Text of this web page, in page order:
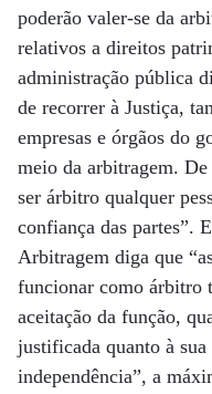
poderão valer-se da
relativos a direitos
administração pública
de recorrer à Justiça,
empresas e órgãos do
meio da arbitragem.
ser árbitro qualquer
confiança das partes”.
Arbitragem diga que
funcionar como árbitro
aceitação da função,
justificada quanto à
independência”, a